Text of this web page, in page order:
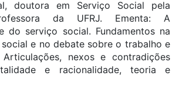
doutora em Serviço Social pela
da UFRJ. Ementa: A
do serviço social. Fundamentos na
e no debate sobre o trabalho e
nexos e contradições
e racionalidade, teoria e